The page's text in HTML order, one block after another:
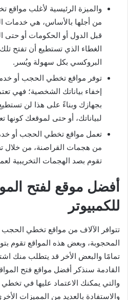
والميزة الرئيسية لأغلب
من أجلها بالأساس، هي خدمات
قبل الدول أو الحكومات أو حتى
الغطاء الذي تستطيع أن تفتح
البروكسي بكل سهولة ويُسر.
توفر مواقع تخطي الحجب أو
بجهازك وبناءً على هذا لن
لبياناتك، أو حتى لموقعك كونها
تعمل مواقع تخطي الحجب أو
من هجمات القراصنة، من خلال
تقوم بصد الهجمات التخريبية
أفضل موقع لفتح
للكمبيوتر
تتوافر الآلاف من مواقع تخطي الحجب
المحجوبة، وبعض هذه المواقع تقوم
تمامًا والبعض الأخر قد يتطلب منك
والتي يمكنك الاعتماد عليها في
والاستفادة بالعديد من المميزات